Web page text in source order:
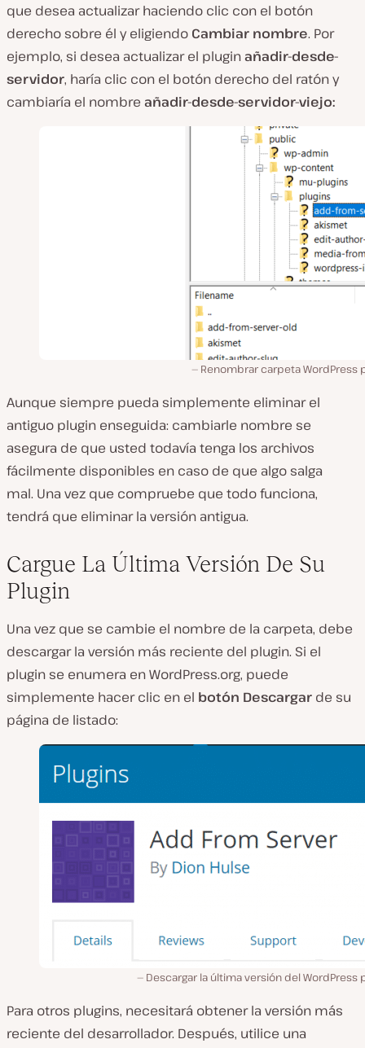
que desea actualizar haciendo clic con el botón
derecho sobre él y eligiendo Cambiar nombre. Por
ejemplo, si desea actualizar el pluginañadir-desde-
servidor, haría clic con el botón derecho del ratón y
cambiaría el nombre añadir-desde-servidor-viejo:
Renombrar carpeta WordPress
Aunque siempre pueda simplemente eliminar el
antiguo plugin enseguida: cambiarle nombre se
asegura de que usted todavía tenga los archivos
fácilmente disponibles en caso de que algo salga
mal. Una vez que compruebe que todo funciona,
tendrá que eliminar la versión antigua.
Cargue La Última Versión De Su
Plugin
Una vez que se cambie el nombre de la carpeta, debe
descargar la versión más reciente del plugin. Si el
plugin se enumera en WordPress.org, puede
simplemente hacer clic en el botón Descargar de su
página de listado:
Descargar la última versión del WordPress
Para otros plugins, necesitará obtener la versión más
reciente del desarrollador. Después, utilice una